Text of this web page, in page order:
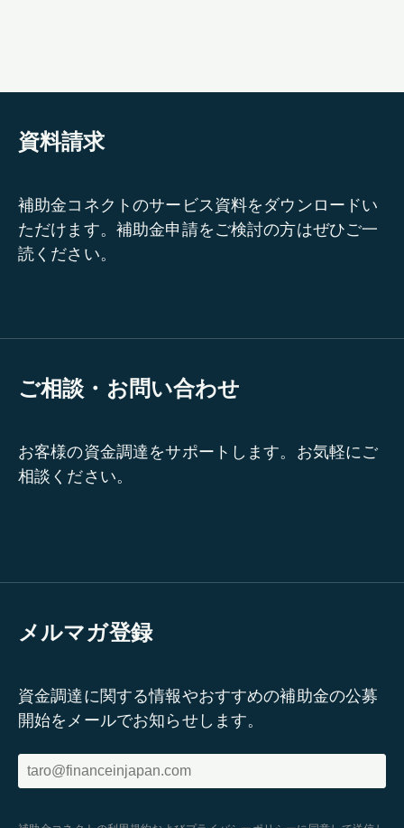
資料請求
補助金コネクトのサービス資料をダウンロードい
ただけます。補助金申請をご検討の方はぜひご一
読ください。
ご相談・お問い合わせ
お客様の資金調達をサポートします。お気軽にご
相談ください。
メルマガ登録
資金調達に関する情報やおすすめの補助金の公募
開始をメールでお知らせします。